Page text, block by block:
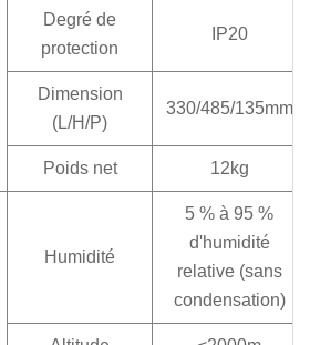
Degré de
protection
IP20
Dimension
(L/H/P)
330/485/135mm
Poids net 12kg
Humidité
5 % à 95 %
d'humidité
relative (sans
condensation)